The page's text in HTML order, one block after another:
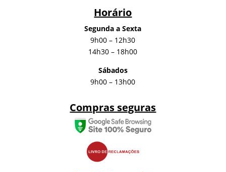
Horário
Segunda a Sexta
9h00 – 12h30
14h30 – 18h00
Sábados
9h00 – 13h00
Compras seguras